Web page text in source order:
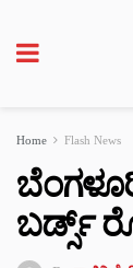
Home Flash News
ಬರ್ಡ್ಸ್‌